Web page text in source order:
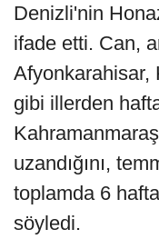
Denizli'nin
ifade etti. Can,
Afyonkarahisar,
gibi illerden
uzandığını,
toplamda 6
söyledi.